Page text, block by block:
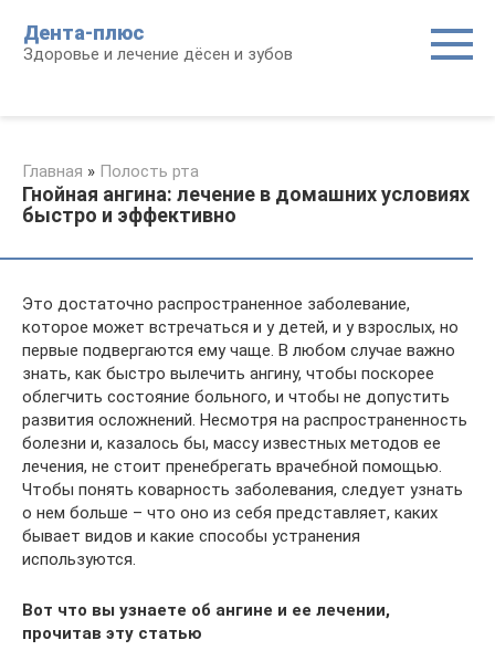
контенту
Дента-плюс
Здоровье и лечение дёсен и зубов
Главная » Полость рта
Гнойная ангина: лечение в домашних условиях
быстро и эффективно
Это достаточно распространенное заболевание,
которое может встречаться и у детей, и у взрослых, но
первые подвергаются ему чаще. В любом случае важно
знать, как быстро вылечить ангину, чтобы поскорее
облегчить состояние больного, и чтобы не допустить
развития осложнений. Несмотря на распространенность
болезни и, казалось бы, массу известных методов ее
лечения, не стоит пренебрегать врачебной помощью.
Чтобы понять коварность заболевания, следует узнать
о нем больше – что оно из себя представляет, каких
бывает видов и какие способы устранения
используются.
Вот что вы узнаете об ангине и ее лечении,
прочитав эту статью